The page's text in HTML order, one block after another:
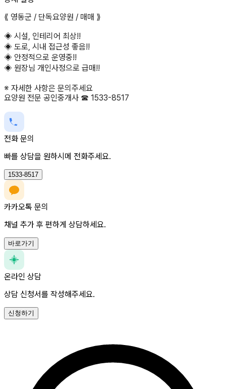
⟪ 영동군 / 단독요양원 / 매매 ⟫
◈ 시설, 인테리어 최상!!
◈ 도로, 시내 접근성 좋음!!
◈ 안정적으로 운영중!!
◈ 원장님 개인사정으로 급매!!
※ 자세한 사항은 문의주세요
요양원 전문 공인중개사 ☎ 1533-8517
전화 문의
빠를 상담을 원하시메 전화주세요.
1533-8517
카카오톡 문의
채널 추가 후 편하게 상담하세요.
바로가기
온라인 상담
상담 신청서를 작성해주세요.
신청하기